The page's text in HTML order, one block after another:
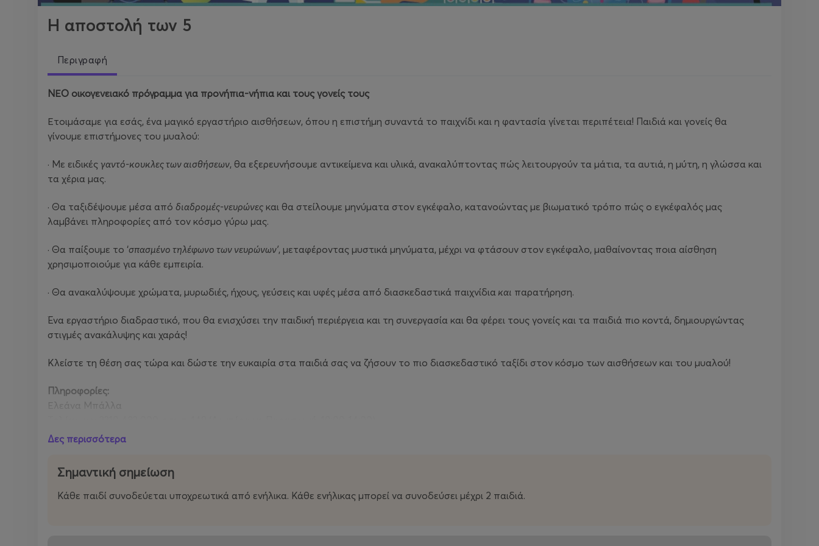
H αποστολή των 5
Περιγραφή
ΝΕΟ οικογενειακό πρόγραμμα για προνήπια-νήπια και τους γονείς τους
Ετοιμάσαμε για εσάς, ένα μαγικό εργαστήριο αισθήσεων, όπου η επιστήμη συναντά το παιχνίδι και η φαντασία γίνεται περιπέτεια! Παιδιά και γονείς θα
γίνουμε επιστήμονες του μυαλού:
· Με ειδικές γαντό-κουκλες των αισθήσεων, θα εξερευνήσουμε αντικείμενα και υλικά, ανακαλύπτοντας πώς λειτουργούν τα μάτια, τα αυτιά, η μύτη, η γλώσσα και
τα χέρια μας.
· Θα ταξιδέψουμε μέσα από διαδρομές-νευρώνες και θα στείλουμε μηνύματα στον εγκέφαλο, κατανοώντας με βιωματικό τρόπο πώς ο εγκέφαλός μας
λαμβάνει πληροφορίες από τον κόσμο γύρω μας.
· Θα παίξουμε το ‘σπασμένο τηλέφωνο των νευρώνων’, μεταφέροντας μυστικά μηνύματα, μέχρι να φτάσουν στον εγκέφαλο, μαθαίνοντας ποια αίσθηση
χρησιμοποιούμε για κάθε εμπειρία.
· Θα ανακαλύψουμε χρώματα, μυρωδιές, ήχους, γεύσεις και υφές μέσα από διασκεδαστικά παιχνίδια και παρατήρηση.
Ένα εργαστήριο διαδραστικό, που θα ενισχύσει την παιδική περιέργεια και τη συνεργασία και θα φέρει τους γονείς και τα παιδιά πιο κοντά, δημιουργώντας
στιγμές ανακάλυψης και χαράς!
Κλείστε τη θέση σας τώρα και δώστε την ευκαιρία στα παιδιά σας να ζήσουν το πιο διασκεδαστικό ταξίδι στον κόσμο των αισθήσεων και του μυαλού!
Πληροφορίες:
Ελεάνα Μπάλλα
Δες περισσότερα
Σημαντική σημείωση
Κάθε παιδί συνοδεύεται υποχρεωτικά από ενήλικα. Κάθε ενήλικας μπορεί να συνοδεύσει μέχρι 2 παιδιά.